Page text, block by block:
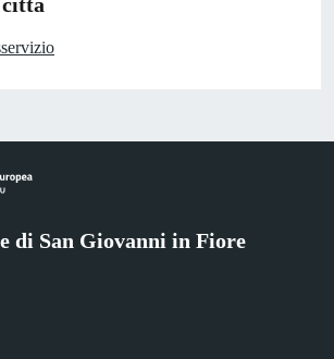
di San Giovanni in Fiore